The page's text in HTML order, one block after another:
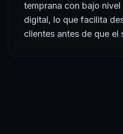
temprana con bajo
digital, lo que facilita
clientes antes de que el